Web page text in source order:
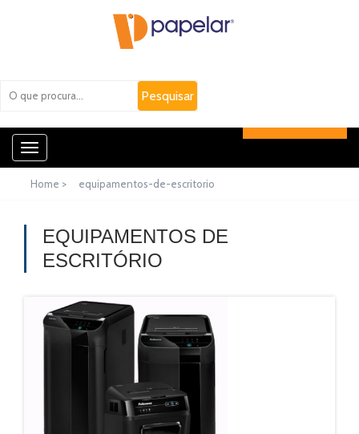
Toggle
navigation
Home > equipamentos-de-escritorio
EQUIPAMENTOS DE
ESCRITÓRIO